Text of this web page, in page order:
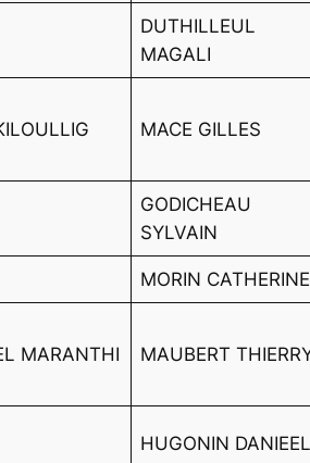
DUTHILLEUL
MAGALI
MACE GILLES
GODICHEAU
SYLVAIN
MORIN CATHERINE
MARANTHI MAUBERT
HUGONIN